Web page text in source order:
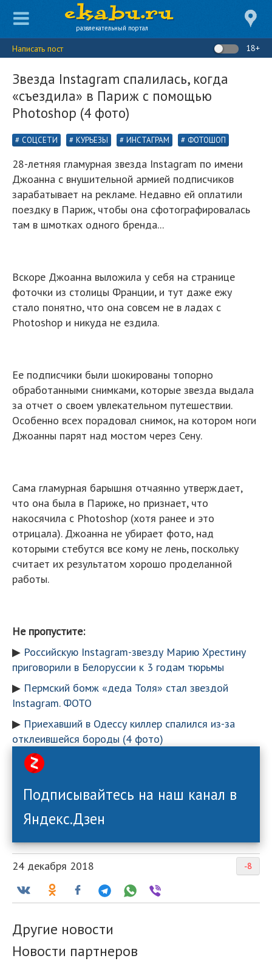
развлекательный портал
Написать пост 18+
Звезда Instagram спалилась, когда
«съездила» в Париж с помощью
Photoshop (4 фото)
СОЦСЕТИ КУРЬЕЗЫ ИНСТАГРАМ ФОТОШОП
28-летняя гламурная звезда Instagram по имени
Джоанна с внушительной армией подписчиков
зарабатывает на рекламе. Недавно ей оплатили
поездку в Париж, чтобы она сфотографировалась
там в шмотках одного бренда...
Вскоре Джоанна выложила у себя на странице
фоточки из столицы Франции, и тут даже ежу
стало понятно, что она совсем не в ладах с
Photoshop и никуда не ездила.
Ее подписчики были шокированы топорно
обработанными снимками, которые звезда выдала
за отчет о своем увлекательном путешествии.
Особенно всех порадовал снимок, на котором ноги
Джоанны парят над мостом через Сену.
Сама гламурная барышня отчаянно утверждает,
что она была в Париже, но признает, что
накосячила с Photoshop (хотя ранее и это
отрицала). Джоанна не убирает фото, над
которыми стебутся все кому не лень, поскольку
считает их результатом хорошо проделанной
работы.
Не пропустите:
▶ Российскую Instagram-звезду Марию Хрестину
приговорили в Белоруссии к 3 годам тюрьмы
▶ Пермский бомж «деда Толя» стал звездой
Instagram. ФОТО
▶ Приехавший в Одессу киллер спалился из-за
отклеившейся бороды (4 фото)
Подписывайтесь на наш канал в
Яндекс.Дзен
-8
24 декабря 2018
Другие новости
Новости партнеров